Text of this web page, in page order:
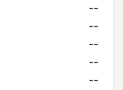
--
--
--
--
--